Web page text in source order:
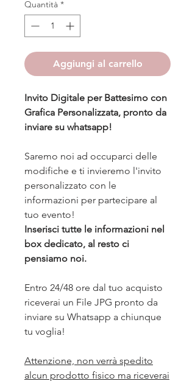
Quantità *
Aggiungi al carrello
Invito Digitale per Battesimo con
Grafica Personalizzata, pronto da
inviare su whatsapp!
Saremo noi ad occuparci delle
modifiche e ti invieremo l'invito
personalizzato con le
informazioni per partecipare al
tuo evento!
Inserisci tutte le informazioni nel
box dedicato, al resto ci
pensiamo noi.
Entro 24/48 ore dal tuo acquisto
riceverai un File JPG pronto da
inviare su Whatsapp a chiunque
tu voglia!
Attenzione, non verrà spedito
alcun prodotto fisico ma riceverai